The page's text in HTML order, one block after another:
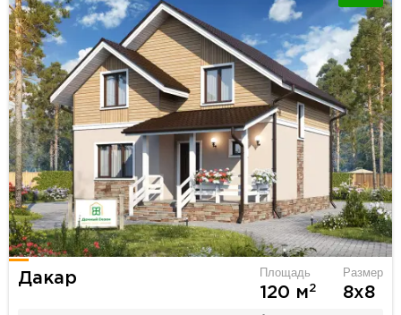
Дакар Площадь
120 м2
Размер
8х8